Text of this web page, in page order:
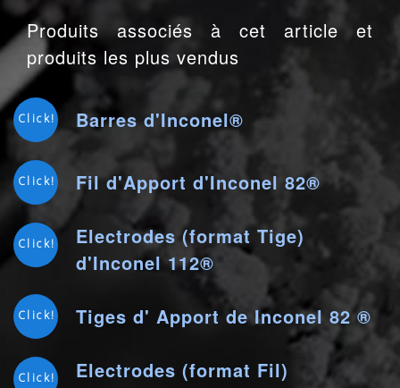
Produits associés à cet article et
produits les plus vendus
Click! Barres d'Inconel®
Click! Fil d'Apport d'Inconel 82®
Click!
Electrodes (format Tige)
d'Inconel 112®
Click! Tiges d' Apport de Inconel 82 ®
Click!
Electrodes (format Fil)